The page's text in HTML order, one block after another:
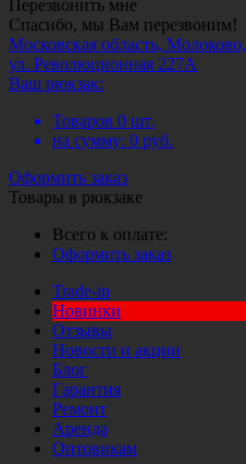
Перезвонить мне
Спасибо, мы Вам перезвоним!
Московская область, Молоково,
ул. Революционная 227А
Ваш рюкзак:
Товаров 0 шт.
на сумму: 0 руб.
Оформить заказ
Товары в рюкзаке
Всего к оплате:
Оформить заказ
Trade-in
Новинки
Отзывы
Новости и акции
Блог
Гарантия
Ремонт
Аренда
Оптовикам